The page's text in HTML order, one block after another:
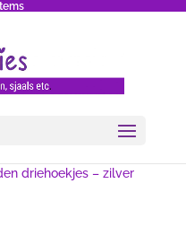
driehoekjes – zilver